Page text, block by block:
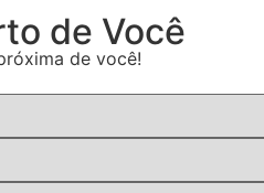
de Você
de você!